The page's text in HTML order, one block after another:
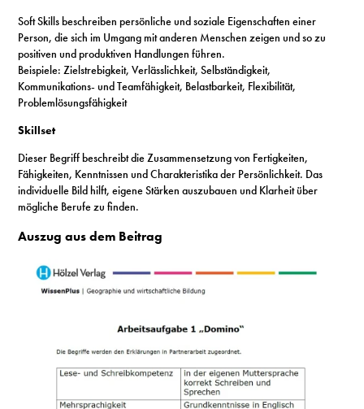
Soft Skills beschreiben persönliche und soziale Eigenschaften einer
Person, die sich im Umgang mit anderen Menschen zeigen und so zu
positiven und produktiven Handlungen führen.
Beispiele: Zielstrebigkeit, Verlässlichkeit, Selbständigkeit,
Kommunikations- und Teamfähigkeit, Belastbarkeit, Flexibilität,
Problemlösungsfähigkeit
Skillset
Dieser Begriff beschreibt die Zusammensetzung von Fertigkeiten,
Fähigkeiten, Kenntnissen und Charakteristika der Persönlichkeit. Das
individuelle Bild hilft, eigene Stärken auszubauen und Klarheit über
mögliche Berufe zu finden.
Auszug aus dem Beitrag